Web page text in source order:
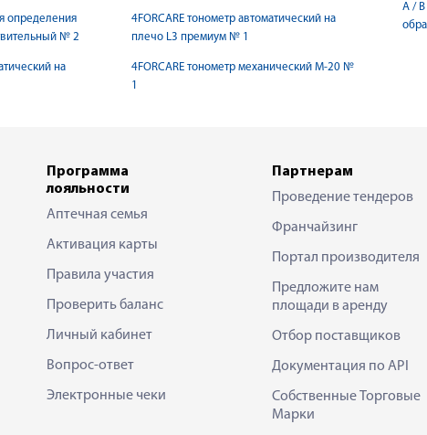
определения
№ 2
на
4FORCARE тонометр автоматический на
плечо L3 премиум № 1
4FORCARE тонометр механический М-20 №
1
A /
Программа
лояльности
Аптечная семья
Активация карты
Правила участия
Проверить баланс
Личный кабинет
Вопрос-ответ
Электронные чеки
Партнерам
Проведение тендеров
Франчайзинг
Портал производителя
Предложите нам
площади в аренду
Отбор поставщиков
Документация по API
Собственные Торговые
Марки